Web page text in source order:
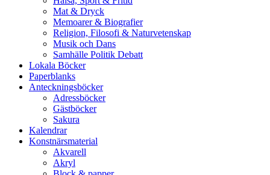
Mat & Dryck
Memoarer & Biografier
Religion, Filosofi & Naturvetenskap
Musik och Dans
Samhälle Politik Debatt
Lokala Böcker
Paperblanks
Anteckningsböcker
Adressböcker
Gästböcker
Sakura
Kalendrar
Konstnärsmaterial
Akvarell
Akryl